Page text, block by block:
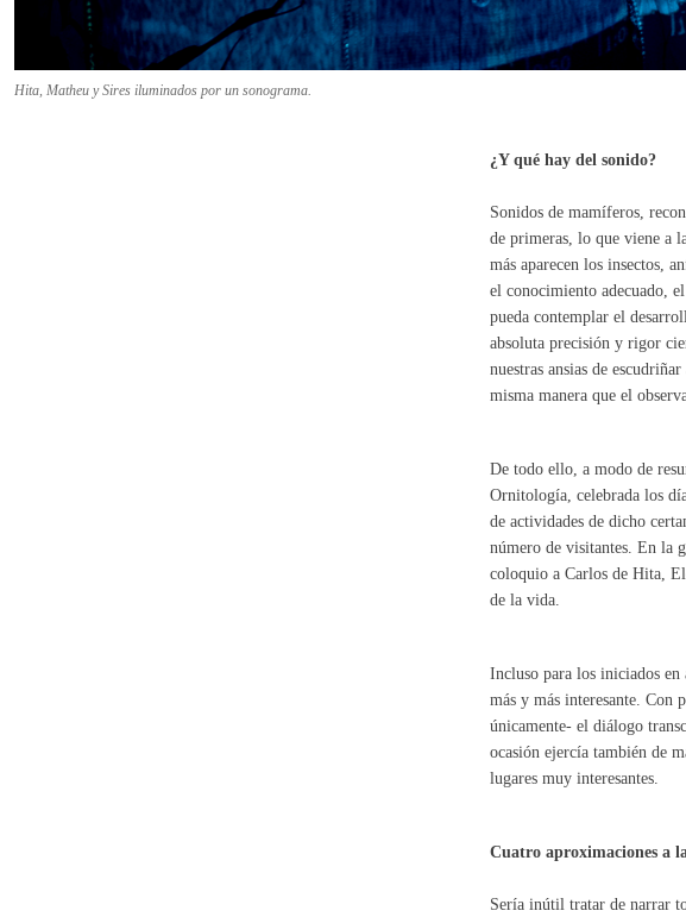
Hita, Matheu y Sires iluminados por un sonograma.
¿Y qué hay del sonido?
Sonidos de mamíferos,
de primeras, lo que viene a
más aparecen los insectos,
el conocimiento adecuado,
pueda contemplar el
absoluta precisión y rigor
nuestras ansias de
misma manera que el
De todo ello, a modo de
Ornitología, celebrada los
de actividades de dicho
número de visitantes. En la
coloquio a Carlos de Hita,
de la vida.
Incluso para los iniciados en
más y más interesante. Con
únicamente- el diálogo
ocasión ejercía también de
lugares muy interesantes.
Cuatro aproximaciones a
Sería inútil tratar de narrar